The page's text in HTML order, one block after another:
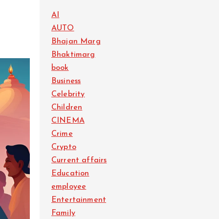
AI
AUTO
Bhajan Marg
Bhaktimarg
book
Business
Celebrity
Children
CINEMA
Crime
Crypto
Current affairs
Education
employee
Entertainment
Family